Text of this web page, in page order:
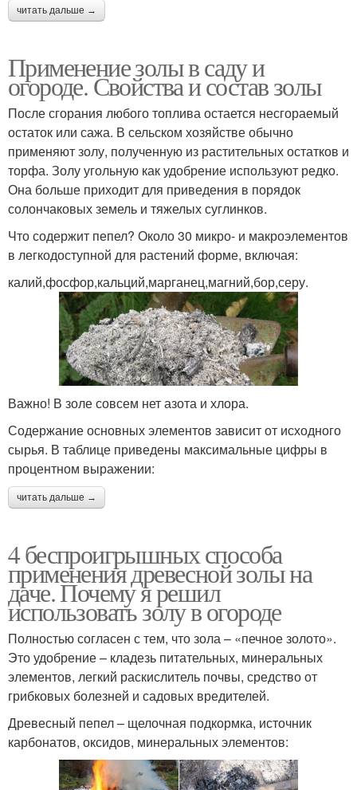
Золы на даче
Зола для помидор
читать дальше →
Применение золы в саду и
огороде. Свойства и состав золы
После сгорания любого топлива остается несгораемый
остаток или сажа. В сельском хозяйстве обычно
применяют золу, полученную из растительных остатков и
торфа. Золу угольную как удобрение используют редко.
Она больше приходит для приведения в порядок
солончаковых земель и тяжелых суглинков.
Что содержит пепел? Около 30 микро- и макроэлементов
в легкодоступной для растений форме, включая:
калий,фосфор,кальций,марганец,магний,бор,серу.
Важно! В золе совсем нет азота и хлора.
Содержание основных элементов зависит от исходного
сырья. В таблице приведены максимальные цифры в
процентном выражении:
читать дальше →
4 беспроигрышных способа
применения древесной золы на
даче. Почему я решил
использовать золу в огороде
Полностью согласен с тем, что зола – «печное золото».
Это удобрение – кладезь питательных, минеральных
элементов, легкий раскислитель почвы, средство от
грибковых болезней и садовых вредителей.
Древесный пепел – щелочная подкормка, источник
карбонатов, оксидов, минеральных элементов: